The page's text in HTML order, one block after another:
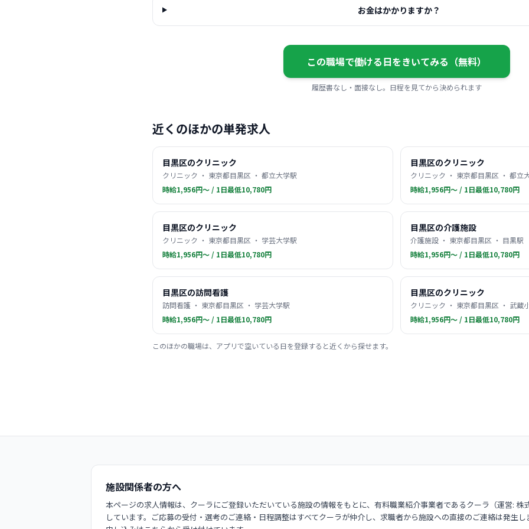
お金はかかりますか？
この職場で働ける日をきいてみる（無料）
履歴書なし・面接なし。日程を見てから決められます
近くのほかの単発求人
目黒区のクリニック
クリニック ・ 東京都目黒区 ・ 都立大学駅
時給1,956円〜 / 1日最低10,780円
目黒区のクリニック
クリニック ・ 東京都目黒区 ・ 都立
時給1,956円〜 / 1日最低10,780円
目黒区のクリニック
クリニック ・ 東京都目黒区 ・ 学芸大学駅
時給1,956円〜 / 1日最低10,780円
目黒区の介護施設
介護施設 ・ 東京都目黒区 ・ 目黒駅
時給1,956円〜 / 1日最低10,780円
目黒区の訪問看護
訪問看護 ・ 東京都目黒区 ・ 学芸大学駅
時給1,956円〜 / 1日最低10,780円
目黒区のクリニック
クリニック ・ 東京都目黒区 ・ 武蔵
時給1,956円〜 / 1日最低10,780円
このほかの職場は、アプリで空いている日を登録すると近くから探せます。
施設関係者の方へ
本ページの求人情報は、クーラにご登録いただいている施設の情報をもとに、有料職業紹介事業者であるクーラ（運営:
しています。ご応募の受付・選考のご連絡・日程調整はすべてクーラが仲介し、求職者から施設への直接のご連絡は発生